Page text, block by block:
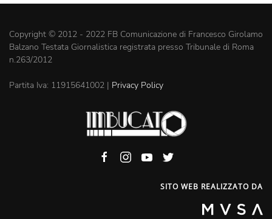
Copyright © 2012 - 2022 FB Comunicazione di Francesco Girolamo
Balzano Testata Giornalistica registrata presso Tribunale di Roma
n.263/2012
Partita Iva: 11915641002 | Privacy Policy
SITO WEB REALIZZATO DA